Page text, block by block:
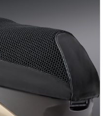
MT-
09
550+
700
XSR
155
Limi
125
BW'S
125
PW50
50
Z /
Zii
JOG
瀏覽紀錄